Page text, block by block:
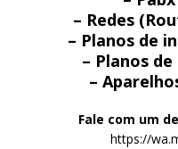
– Redes
– Planos de
– Planos
–
Fale com um
https://